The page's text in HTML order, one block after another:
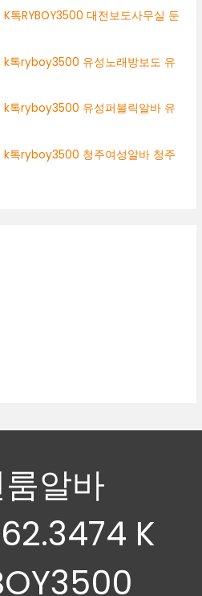
톡RYBOY3500 대전보도사무실 둔
톡ryboy3500 유성노래방보도 유
톡ryboy3500 유성퍼블릭알바 유
톡ryboy3500 청주여성알바 청주
알바
K